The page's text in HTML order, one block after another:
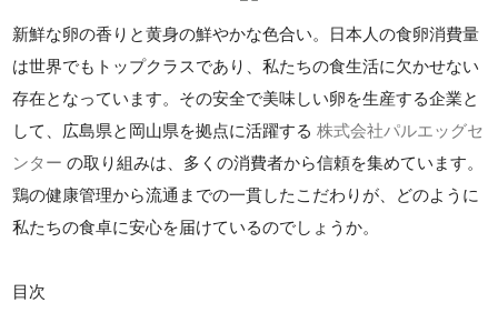
新鮮な卵の香りと黄身の鮮やかな色合い。日本人の食卵消費量
は世界でもトップクラスであり、私たちの食生活に欠かせない
存在となっています。その安全で美味しい卵を生産する企業と
して、広島県と岡山県を拠点に活躍する株式会社パルエッグセ
ンター の取り組みは、多くの消費者から信頼を集めています。
鶏の健康管理から流通までの一貫したこだわりが、どのように
私たちの食卓に安心を届けているのでしょうか。
目次